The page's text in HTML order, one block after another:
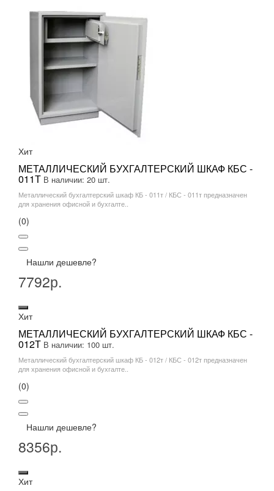
Хит
МЕТАЛЛИЧЕСКИЙ БУХГАЛТЕРСКИЙ ШКАФ КБС -
011Т В наличии: 20 шт.
Металлический бухгалтерский шкаф КБ - 011т / КБС - 011т предназначен
для хранения офисной и бухгалте..
(0)
Нашли дешевле?
7792р.
Хит
МЕТАЛЛИЧЕСКИЙ БУХГАЛТЕРСКИЙ ШКАФ КБС -
012Т В наличии: 100 шт.
Металлический бухгалтерский шкаф КБ - 012т / КБС - 012т предназначен
для хранения офисной и бухгалте..
(0)
Нашли дешевле?
8356р.
Хит